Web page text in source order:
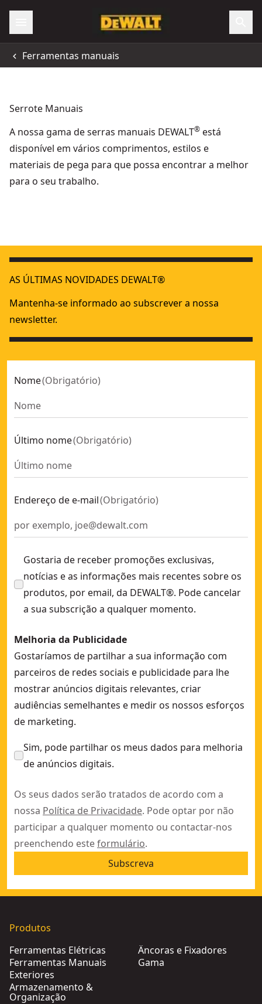
Ferramentas manuais
Serrote Manuais
A nossa gama de serras manuais DEWALT® está
disponível em vários comprimentos, estilos e
materiais de pega para que possa encontrar a melhor
para o seu trabalho.
AS ÚLTIMAS NOVIDADES DEWALT®
Mantenha-se informado ao subscrever a nossa
newsletter.
Nome(Obrigatório)
Último nome(Obrigatório)
Endereço de e-mail(Obrigatório)
Gostaria de receber promoções exclusivas,
notícias e as informações mais recentes sobre os
produtos, por email, da DEWALT®. Pode cancelar
a sua subscrição a qualquer momento.
Melhoria da Publicidade
Gostaríamos de partilhar a sua informação com
parceiros de redes sociais e publicidade para lhe
mostrar anúncios digitais relevantes, criar
audiências semelhantes e medir os nossos esforços
de marketing.
Sim, pode partilhar os meus dados para melhoria
de anúncios digitais.
Os seus dados serão tratados de acordo com a
nossa Política de Privacidade. Pode optar por não
participar a qualquer momento ou contactar-nos
preenchendo esteformulário.
Subscreva
Produtos
Ferramentas Elétricas
Ferramentas Manuais
Exteriores
Armazenamento &
Organização
Âncoras e Fixadores
Gama